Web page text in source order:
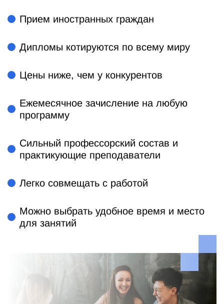
Прием иностранных граждан
Дипломы котируются по всему миру
Цены ниже, чем у конкурентов
Ежемесячное зачисление на любую
программу
Сильный профессорский состав и
практикующие преподаватели
Легко совмещать с работой
Можно выбрать удобное время и место
для занятий